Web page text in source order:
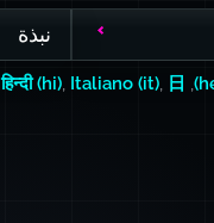
نبذة
हिन्दी (hi) Italiano (it)
日